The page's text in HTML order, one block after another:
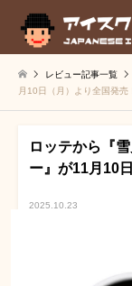
レビュー記事一覧
月10日（月）より全国発売
ロッテから『
ー』が11月10
2025.10.23